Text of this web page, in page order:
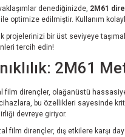
denediğinizde, 2M61
optimize edilmiştir. Kullanım
bir üst seviyeye
tercih edin!
2M61
film dirençler, olağanüstü
cihazlara, bu özellikleri sayesinde
devreye giriyor.
film dirençler, dış etkilere karşı